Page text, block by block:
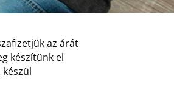
az árát
készítünk el